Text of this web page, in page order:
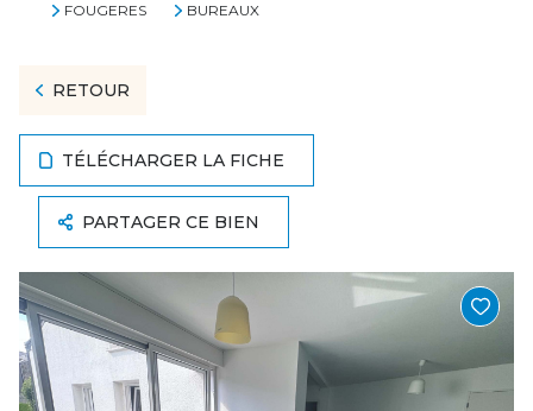
FOUGERES
BUREAUX
RETOUR
TÉLÉCHARGER LA FICHE
PARTAGER CE BIEN